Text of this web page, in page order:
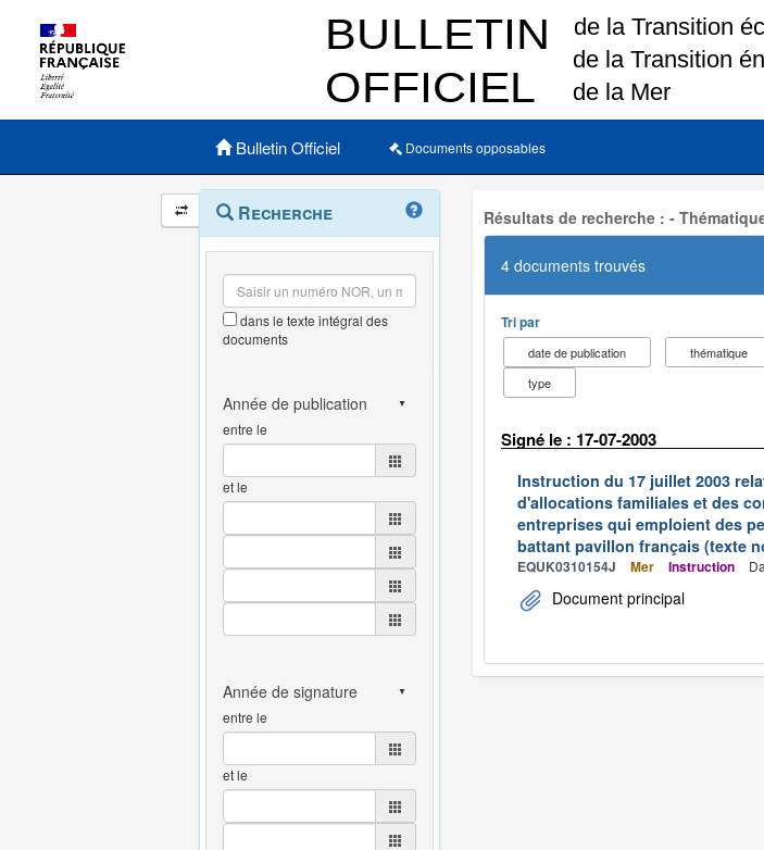
Menu principal
Bulletin Officiel Documents opposables
Navigation
et
outils
annexes
Menu
contextuel
Recherche
dans le texte intégral des
documents
entre le
et le
entre le
et le
Résultats de recherche : -
4 documents trouvés
Tri par
date de publication thématique
type
Signé le : 17-07-2003
Instruction du 17 juillet 2003
d'allocations familiales et des
entreprises qui emploient des
battant pavillon français (texte
EQUK0310154J Mer Instruction
Document principal